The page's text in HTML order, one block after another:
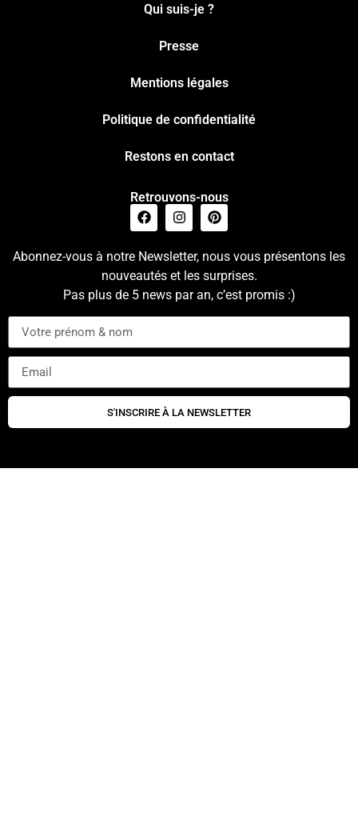
Qui suis-je ?
Presse
Mentions légales
Politique de confidentialité
Restons en contact
Retrouvons-nous
Abonnez-vous à notre Newsletter, nous vous présentons les
nouveautés et les surprises.
Pas plus de 5 news par an, c’est promis :)
S'INSCRIRE À LA NEWSLETTER